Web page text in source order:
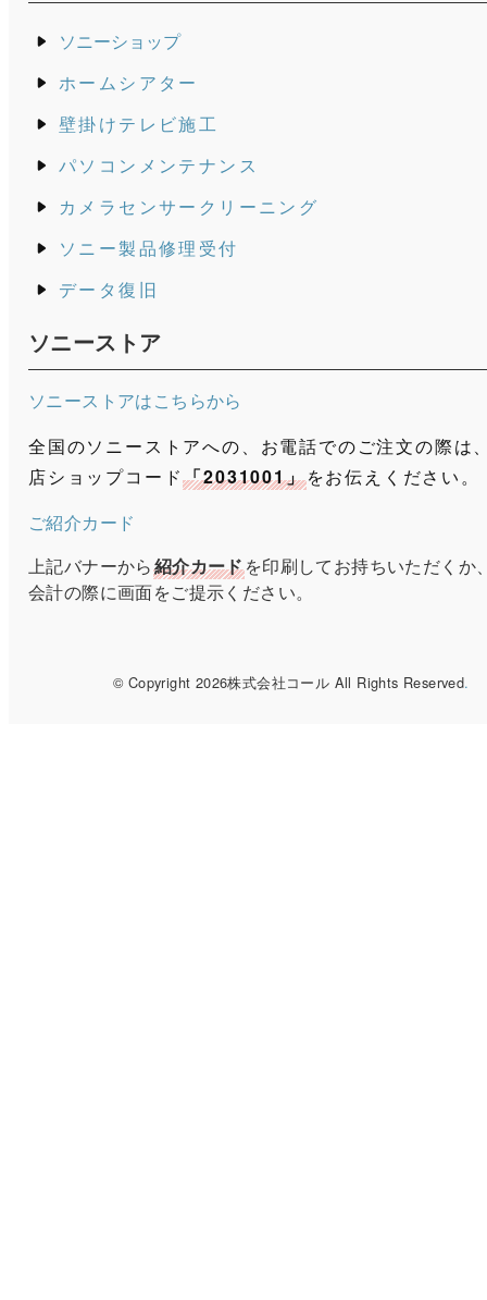
ソニーショップ
ホームシアター
壁掛けテレビ施工
パソコンメンテナンス
カメラセンサークリーニング
ソニー製品修理受付
データ復旧
ソニーストア
ソニーストアはこちらから
全国のソニーストアへの、お電話でのご注文の際は
店ショップコード「2031001」をお伝えください。
ご紹介カード
上記バナーから紹介カードを印刷してお持ちいただくか
会計の際に画面をご提示ください。
© Copyright 2026株式会社コール All Rights Reserved.